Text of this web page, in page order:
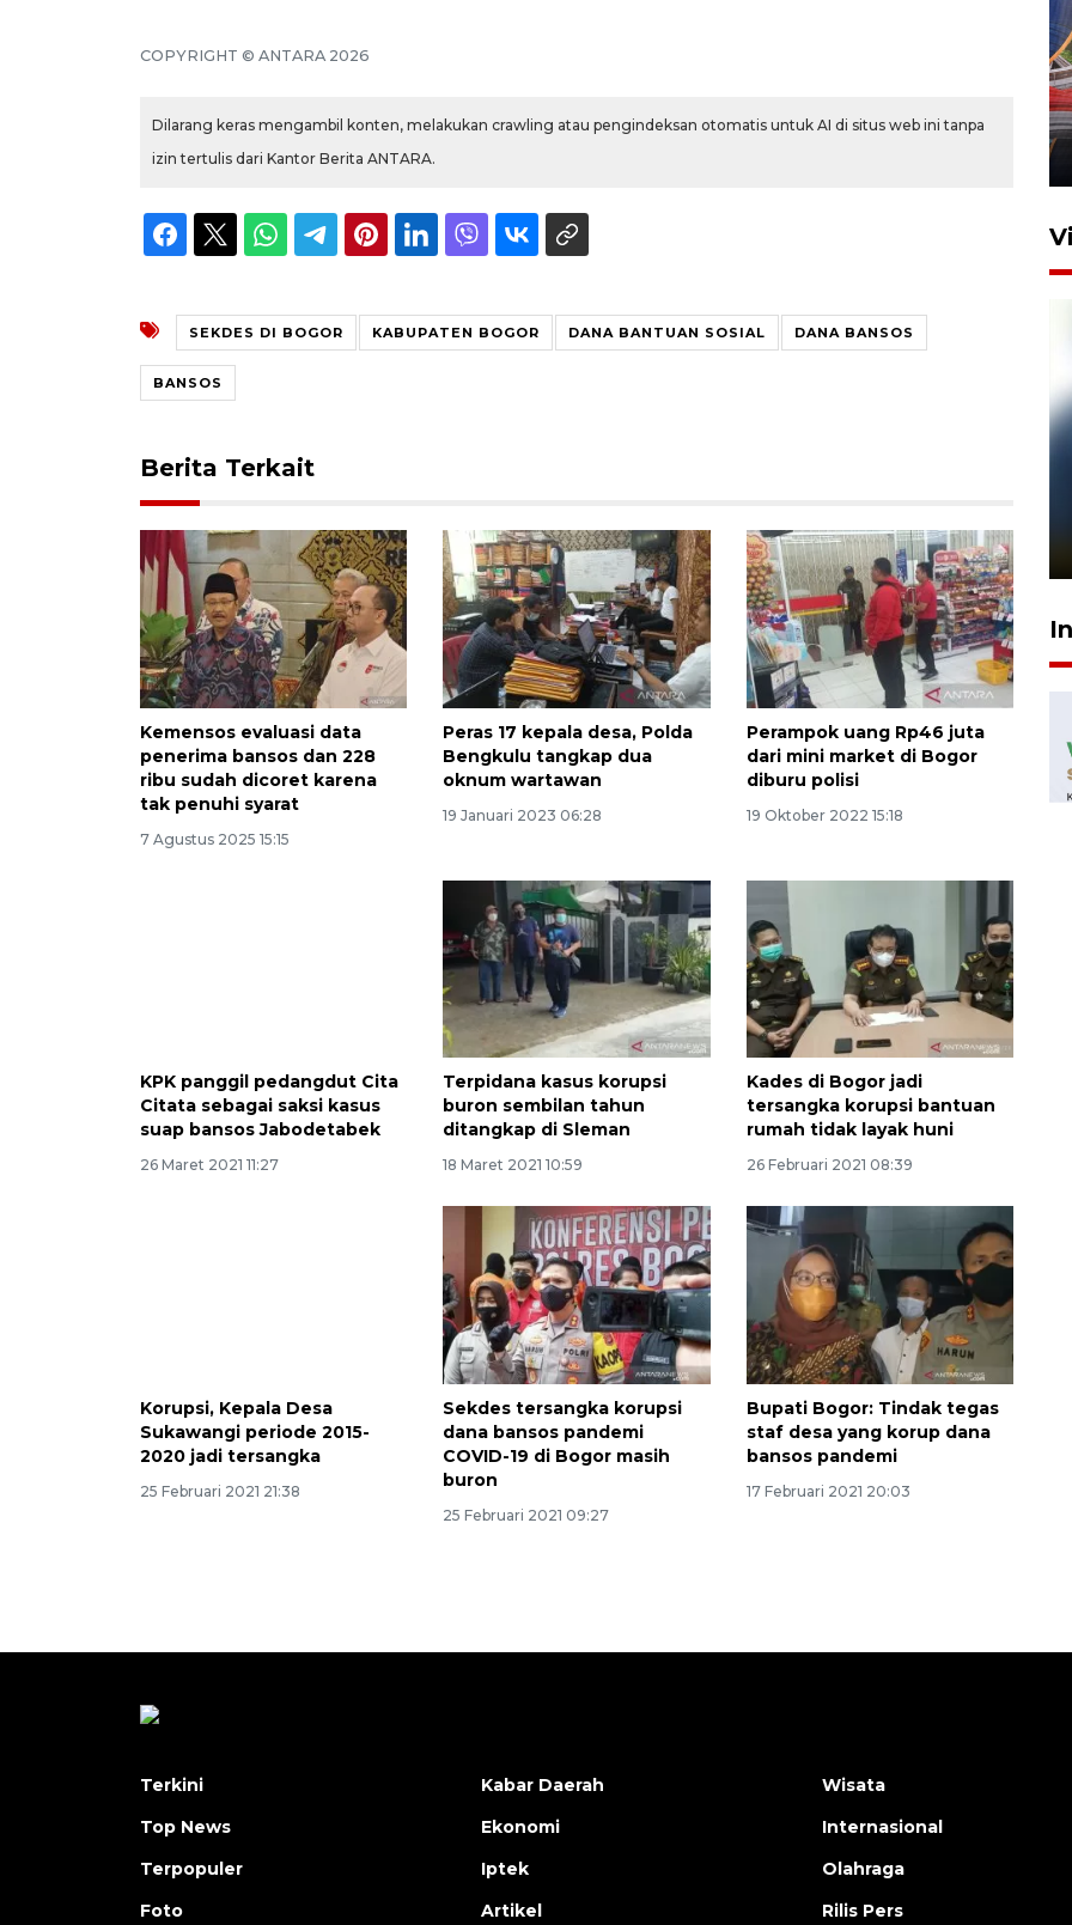
COPYRIGHT © ANTARA 2026
Dilarang keras mengambil konten, melakukan crawling atau pengindeksan otomatis untuk AI di situs web ini tanpa
izin tertulis dari Kantor Berita ANTARA.
SEKDES DI BOGOR KABUPATEN BOGOR DANA BANTUAN SOSIAL DANA BANSOS
BANSOS
Berita Terkait
Kemensos evaluasi data
penerima bansos dan 228
ribu sudah dicoret karena
tak penuhi syarat
7 Agustus 2025 15:15
Peras 17 kepala desa, Polda
Bengkulu tangkap dua
oknum wartawan
19 Januari 2023 06:28
Perampok uang Rp46 juta
dari mini market di Bogor
diburu polisi
19 Oktober 2022 15:18
KPK panggil pedangdut Cita
Citata sebagai saksi kasus
suap bansos Jabodetabek
26 Maret 2021 11:27
Terpidana kasus korupsi
buron sembilan tahun
ditangkap di Sleman
18 Maret 2021 10:59
Kades di Bogor jadi
tersangka korupsi bantuan
rumah tidak layak huni
26 Februari 2021 08:39
Korupsi, Kepala Desa
Sukawangi periode 2015-
2020 jadi tersangka
25 Februari 2021 21:38
Sekdes tersangka korupsi
dana bansos pandemi
COVID-19 di Bogor masih
buron
25 Februari 2021 09:27
Bupati Bogor: Tindak tegas
staf desa yang korup dana
bansos pandemi
17 Februari 2021 20:03
Stasiun Bogor
1 Juni 2026 05:47
Waspadai penyakit saat
musim kemarau
2026-08-05 12:00:00
Terkini
Top News
Terpopuler
Foto
Kabar Daerah
Ekonomi
Iptek
Artikel
Wisata
Internasional
Olahraga
Rilis Pers